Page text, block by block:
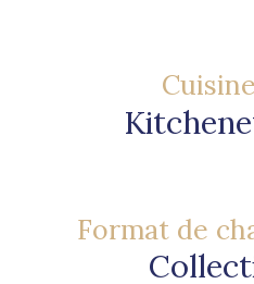
Cuisine
Format de